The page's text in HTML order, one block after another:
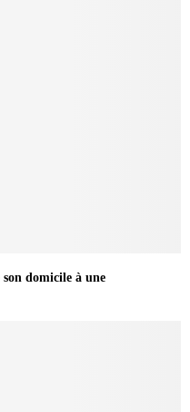
son domicile à une